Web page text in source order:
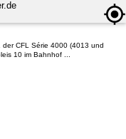
der CFL Série 4000 (4013 und
10 im Bahnhof ...